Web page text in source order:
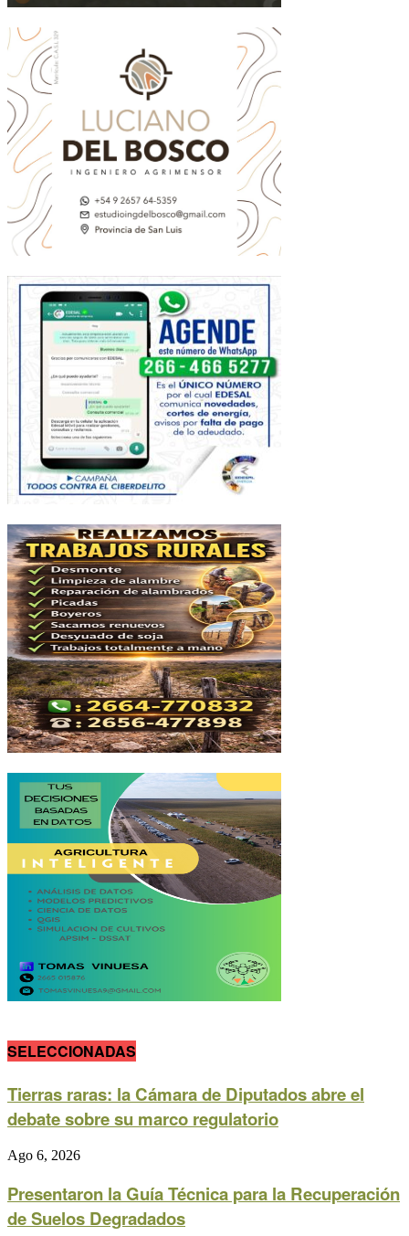
SELECCIONADAS
Tierras raras: la Cámara de Diputados abre el
debate sobre su marco regulatorio
Ago 6, 2026
Presentaron la Guía Técnica para la Recuperación
de Suelos Degradados